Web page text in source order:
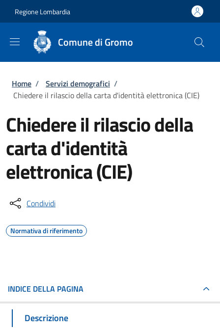
Regione Lombardia
Comune di Gromo
Briciole di pane
Home / Servizi demografici /
Chiedere il rilascio della carta d'identità elettronica (CIE)
Chiedere il rilascio della
carta d'identità
elettronica (CIE)
Condividi
Normativa di riferimento
INDICE DELLA PAGINA
Descrizione